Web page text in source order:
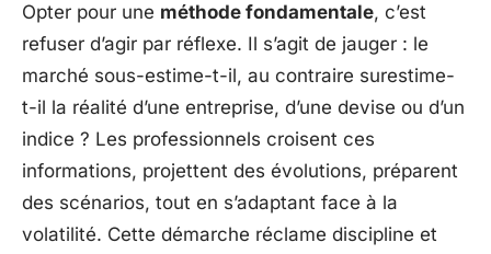
Opter pour une méthode fondamentale, c’est
refuser d’agir par réflexe. Il s’agit de jauger : le
marché sous-estime-t-il, au contraire surestime-
t-il la réalité d’une entreprise, d’une devise ou d’un
indice ? Les professionnels croisent ces
informations, projettent des évolutions, préparent
des scénarios, tout en s’adaptant face à la
volatilité. Cette démarche réclame discipline et